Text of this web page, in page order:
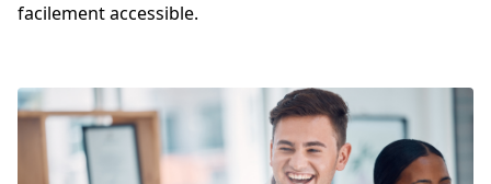
facilement accessible.